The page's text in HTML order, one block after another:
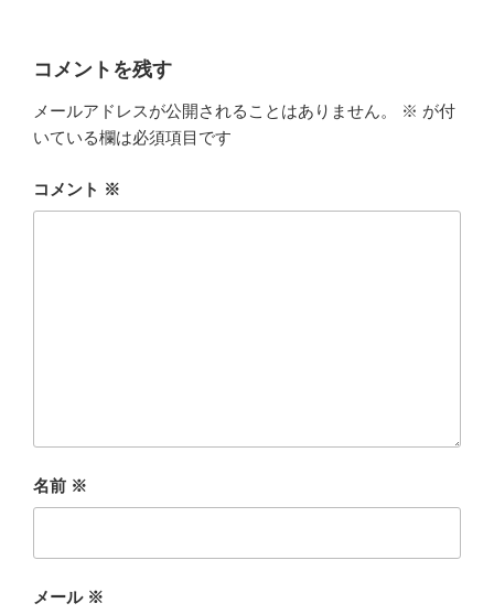
コメントを残す
メールアドレスが公開されることはありません。 ※ が付
いている欄は必須項目です
コメント ※
名前 ※
メール ※